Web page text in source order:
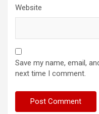
Website
Save my name, email,
next time I comment.